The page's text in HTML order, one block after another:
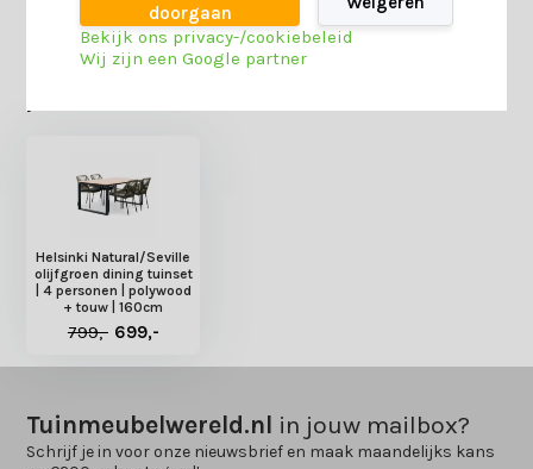
Helsinki Natural/Seville
olijfgroen dining tuinset
| 4 personen | polywood
+ touw | 160cm
799,- 699,-
Tuinmeubelwereld.nl in jouw mailbox?
Schrijf je in voor onze nieuwsbrief en maak maandelijks kans
doorgaan
Bekijk ons privacy-/cookiebeleid
Wij zijn een Google partner